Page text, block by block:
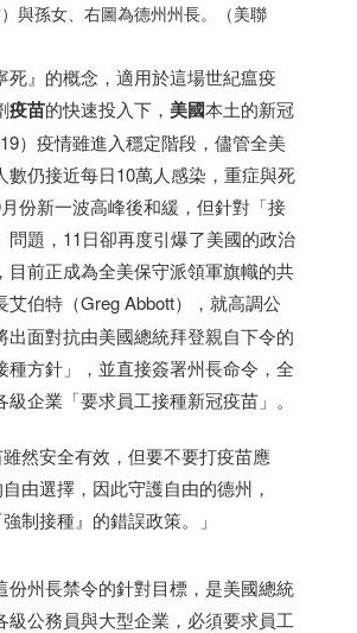
與孫女、右圖為德州州長。（美聯
死』的概念，適用於這場世紀瘟疫
疫苗的快速投入下， 美國本土的新冠
）疫情雖進入穩定階段，儘管全美
數仍接近每日10萬人感染，重症與死
份新一波高峰後和緩，但針對「接
問題，11日卻再度引爆了美國的政治
前正成為全美保守派領軍旗幟的共
艾伯特（Greg Abbott），就高調公
出面對抗由美國總統拜登親自下令的
種方針」，並直接簽署州長命令，全
企業「要求員工接種新冠疫苗」。
雖然安全有效，但要不要打疫苗應
由選擇，因此守護自由的德州，
制接種』的錯誤政策。」
份州長禁令的針對目標，是美國總統
級公務員與大型企業，必須要求員工